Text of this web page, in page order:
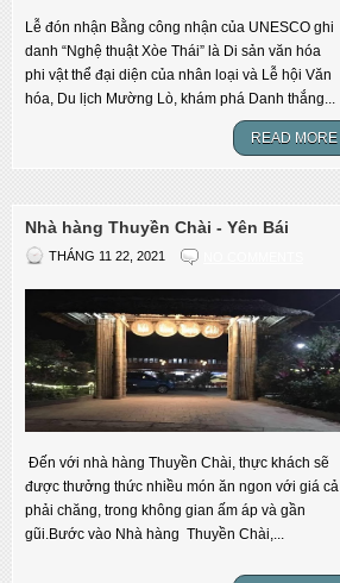
Lễ đón nhận Bằng công nhận của UNESCO ghi
danh “Nghệ thuật Xòe Thái” là Di sản văn hóa
phi vật thể đại diện của nhân loại và Lễ hội Văn
hóa, Du lịch Mường Lò, khám phá Danh thắng...
READ MORE
Nhà hàng Thuyền Chài - Yên Bái
THÁNG 11 22, 2021
Đến với nhà hàng Thuyền Chài, thực khách sẽ
được thưởng thức nhiều món ăn ngon với giá cả
phải chăng, trong không gian ấm áp và gần
gũi.Bước vào Nhà hàng Thuyền Chài,...